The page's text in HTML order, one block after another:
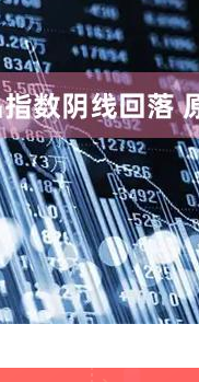
0.58% 创